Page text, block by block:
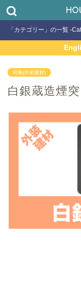
「カテゴリー」の一覧 -
和風(外装建材)
白銀蔵造煙突